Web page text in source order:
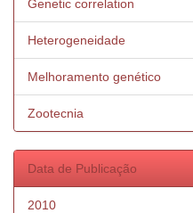
Genetic correlation
Heterogeneidade
Melhoramento genético
Zootecnia
Data de Publicação
2010